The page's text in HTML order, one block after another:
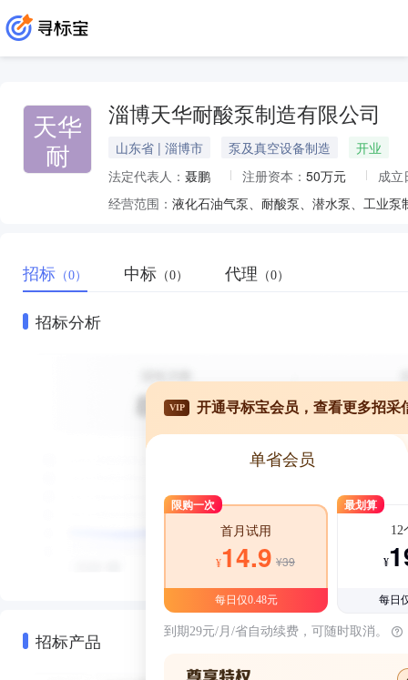
天华
耐
淄博天华耐酸泵制造有限公司
山东省 | 淄博市 泵及真空设备制造
开业
法定代表人： 聂鹏 注册资本： 50万元
成立
经营范围： 液化石油气泵、耐酸泵、潜水泵、工业
招标 （0） 中标 （0） 代理 （0）
招标分析
招标产品
VIP 开通寻标宝会员，查看更多招采
单省会员
限购一次
首月试用
¥14.9 ¥39
每日仅0.48元
最划算
12
¥
每日
到期29元/月/省自动续费，可随时取消。